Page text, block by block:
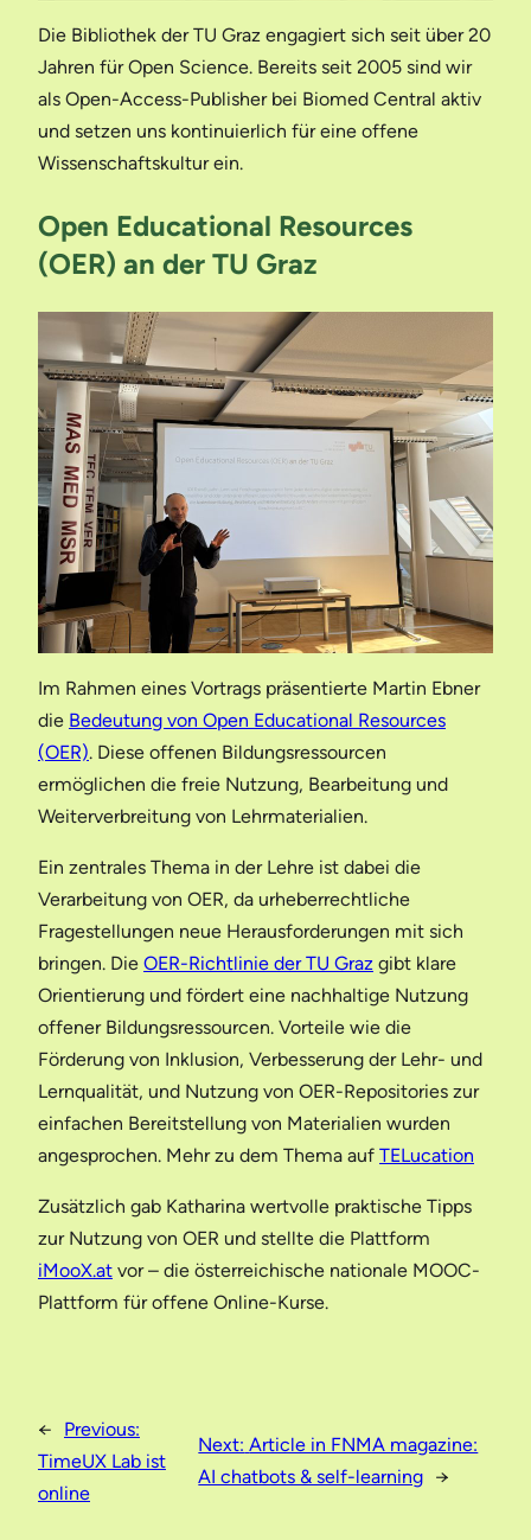
Die Bibliothek der TU Graz engagiert sich seit über 20
Jahren für Open Science. Bereits seit 2005 sind wir
als Open-Access-Publisher bei Biomed Central aktiv
und setzen uns kontinuierlich für eine offene
Wissenschaftskultur ein.
Open Educational Resources
(OER) an der TU Graz
Im Rahmen eines Vortrags präsentierte Martin Ebner
die Bedeutung von Open Educational Resources
(OER). Diese offenen Bildungsressourcen
ermöglichen die freie Nutzung, Bearbeitung und
Weiterverbreitung von Lehrmaterialien.
Ein zentrales Thema in der Lehre ist dabei die
Verarbeitung von OER, da urheberrechtliche
Fragestellungen neue Herausforderungen mit sich
bringen. Die OER-Richtlinie der TU Graz gibt klare
Orientierung und fördert eine nachhaltige Nutzung
offener Bildungsressourcen. Vorteile wie die
Förderung von Inklusion, Verbesserung der Lehr- und
Lernqualität, und Nutzung von OER-Repositories zur
einfachen Bereitstellung von Materialien wurden
angesprochen. Mehr zu dem Thema auf TELucation
Zusätzlich gab Katharina wertvolle praktische Tipps
zur Nutzung von OER und stellte die Plattform
iMooX.at vor – die österreichische nationale MOOC-
Plattform für offene Online-Kurse.
←
Previous:
TimeUX Lab ist
online
Next: Article in FNMA magazine:
AI chatbots & self-learning →